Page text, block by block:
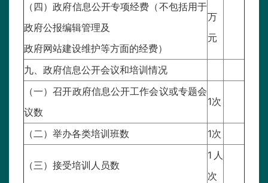
（四）政府信息公开专项经费（不包括用于
政府公报编辑管理及
政府网站建设维护等方面的经费）
万
元
九、政府信息公开会议和培训情况
（一）召开政府信息公开工作会议或专题会
议数
1次
（二）举办各类培训班数 1次
（三）接受培训人员数
1人
次